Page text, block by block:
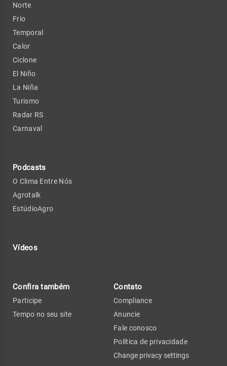
Norte
Frio
Temporal
Calor
Ciclone
El Niño
La Niña
Turismo
Radar RS
Carnaval
Podcasts
O Clima Entre Nós
Agrotalk
EstúdioAgro
Vídeos
Confira também
Participe
Tempo no seu site
Contato
Compliance
Anuncie
Fale conosco
Política de privacidade
Change privacy settings